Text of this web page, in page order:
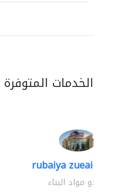
الخدمات
rubaiya zueaid
موردو مواد البناء